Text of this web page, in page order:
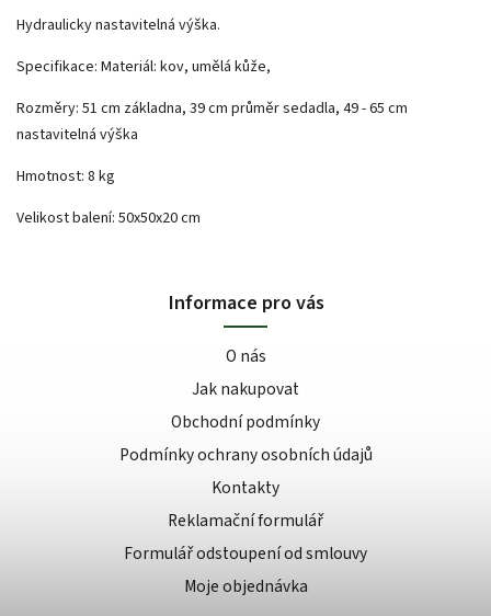
Hydraulicky nastavitelná výška.
Specifikace: Materiál: kov, umělá kůže,
Rozměry: 51 cm základna, 39 cm průměr sedadla, 49 - 65 cm
nastavitelná výška
Hmotnost: 8 kg
Velikost balení: 50x50x20 cm
Informace pro vás
O nás
Jak nakupovat
Obchodní podmínky
Podmínky ochrany osobních údajů
Kontakty
Reklamační formulář
Formulář odstoupení od smlouvy
Moje objednávka